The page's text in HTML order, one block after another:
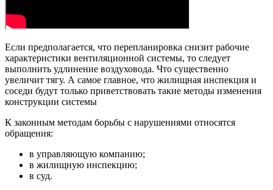
Если предполагается, что перепланировка снизит рабочие
характеристики вентиляционной системы, то следует
выполнить удлинение воздуховода. Что существенно
увеличит тягу. А самое главное, что жилищная инспекция и
соседи будут только приветствовать такие методы изменения
конструкции системы
К законным методам борьбы с нарушениями относятся
обращения:
в управляющую компанию;
в жилищную инспекцию;
в суд.